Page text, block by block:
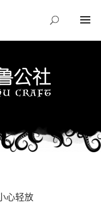
心轻放